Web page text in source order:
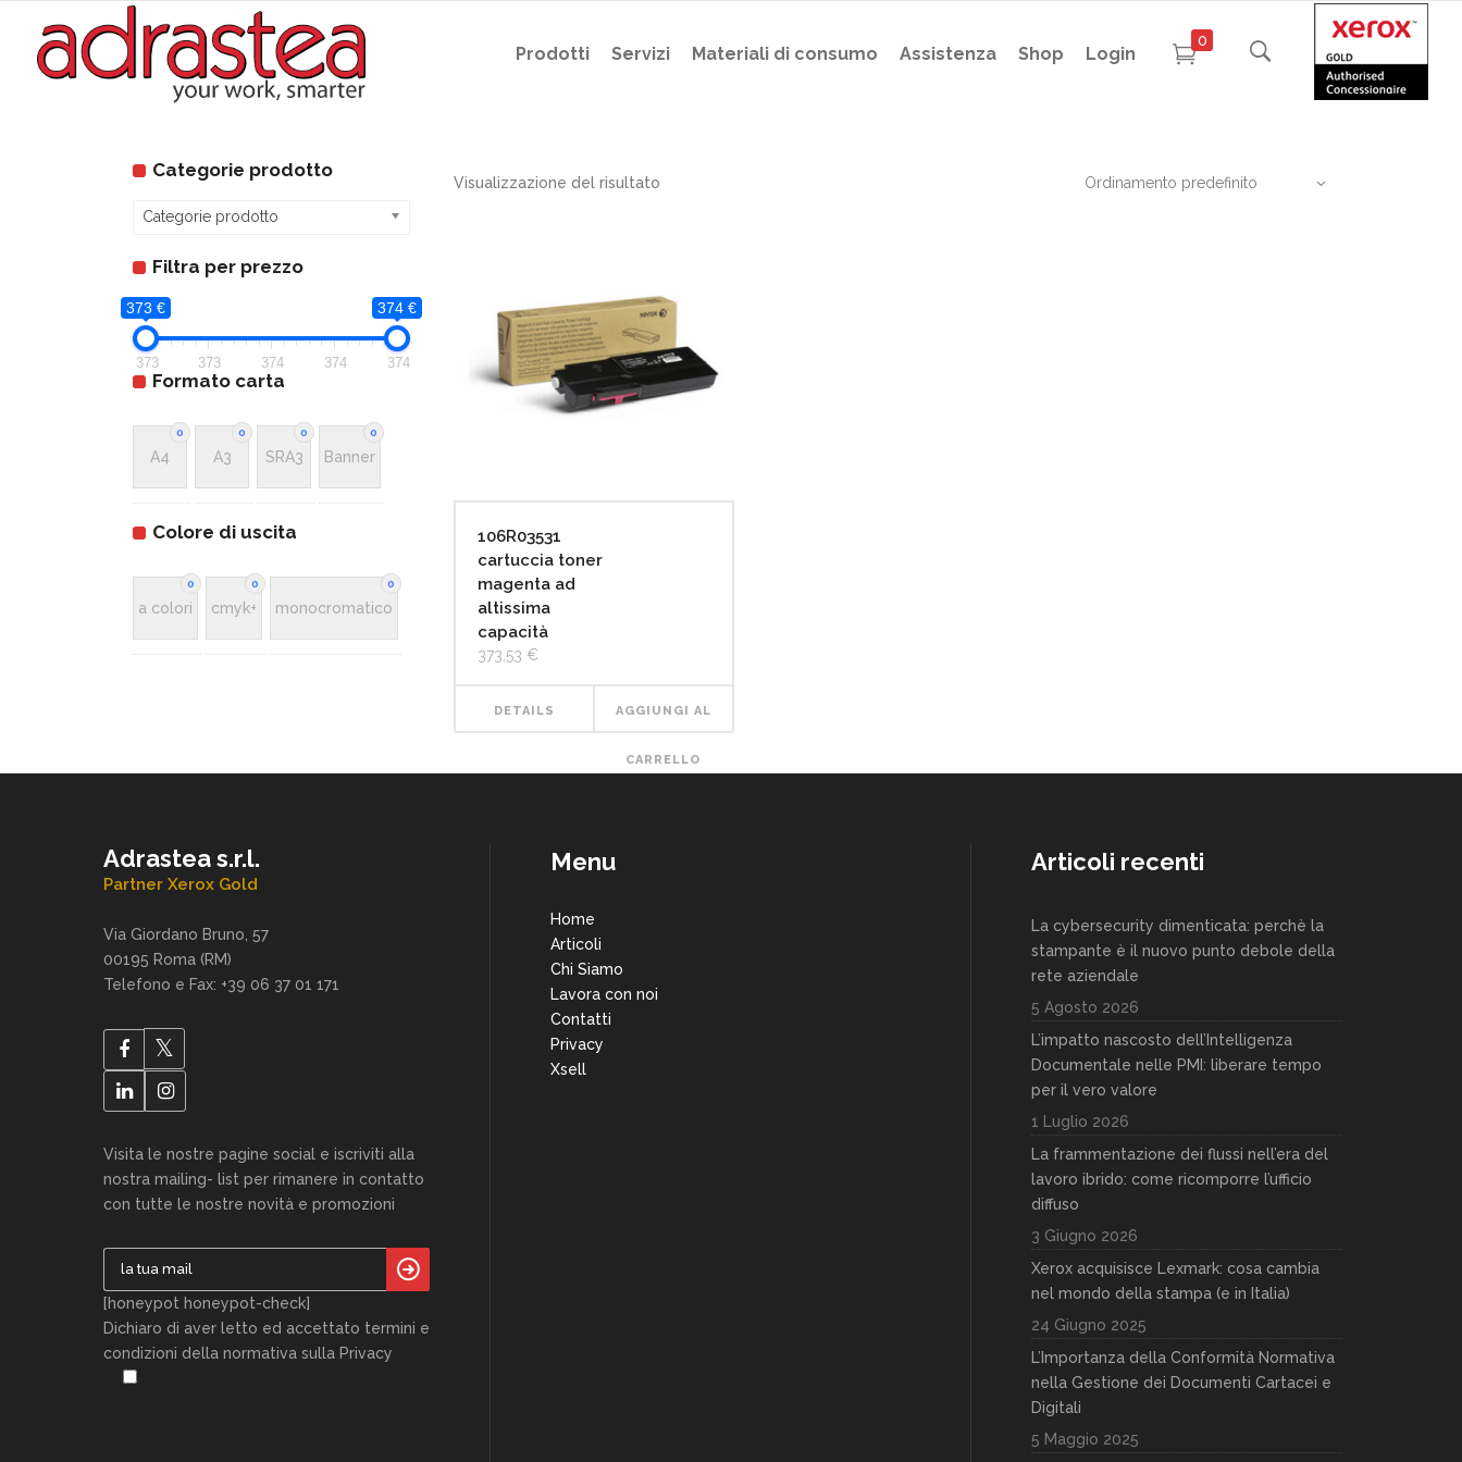
Prodotti Servizi Materiali di consumo Assistenza Shop Login
0
Categorie prodotto
Categorie prodotto
Filtra per prezzo
373 € 374 €
373 373 374 374 374
Formato carta
0
A4
0
A3
0
SRA3
0
Banner
Colore di uscita
0
a colori
0
cmyk+
0
monocromatico
Visualizzazione del risultato Ordinamento predefinito
106R03531
cartuccia toner
magenta ad
altissima
capacità
373,53 €
DETAILS AGGIUNGI AL
CARRELLO
Adrastea s.r.l.
Partner Xerox Gold
Via Giordano Bruno, 57
00195 Roma (RM)
Telefono e Fax: +39 06 37 01 171
Visita le nostre pagine social e iscriviti alla
nostra mailing- list per rimanere in contatto
con tutte le nostre novità e promozioni
[honeypot honeypot-check]
Dichiaro di aver letto ed accettato termini e
condizioni della normativa sulla Privacy
Menu
Home
Articoli
Chi Siamo
Lavora con noi
Contatti
Privacy
Xsell
Articoli recenti
La cybersecurity dimenticata: perchè la
stampante è il nuovo punto debole della
rete aziendale
5 Agosto 2026
L’impatto nascosto dell’Intelligenza
Documentale nelle PMI: liberare tempo
per il vero valore
1 Luglio 2026
La frammentazione dei flussi nell’era del
lavoro ibrido: come ricomporre l’ufficio
diffuso
3 Giugno 2026
Xerox acquisisce Lexmark: cosa cambia
nel mondo della stampa (e in Italia)
24 Giugno 2025
L’Importanza della Conformità Normativa
nella Gestione dei Documenti Cartacei e
Digitali
5 Maggio 2025